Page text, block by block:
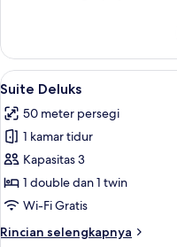
Double
Room
Lihat
semua
foto
untuk
Suite
Deluks
6
Suite Deluks
50 meter persegi
1 kamar tidur
Kapasitas 3
1 double dan 1 twin
Wi-Fi Gratis
Rincian selengkapnya
Rincian